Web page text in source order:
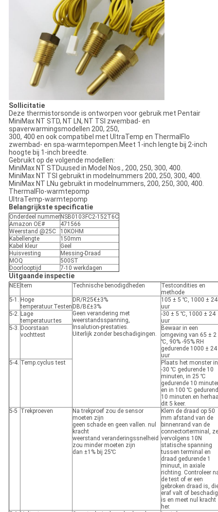
Sollicitatie
Deze thermistorsonde is ontworpen voor gebruik met Pentair
MiniMax NT STD, NT LN, NT TSI zwembad- en
spaverwarmingsmodellen 200, 250,
300, 400 en ook compatibel met UltraTemp en ThermalFlo
zwembad- en spa-warmtepompen.Meet 1-inch lengte bij 2-inch
hoogte bij 1-inch breedte.
Gebruikt op de volgende modellen:
MiniMax NT STDuused in Model Nos., 200, 250, 300, 400.
MiniMax NT TSI gebruikt in modelnummers 200, 250, 300, 400.
MiniMax NT LNu gebruikt in modelnummers, 200, 250, 300, 400.
ThermalFlo-warmtepomp
UltraTemp-warmtepomp
Belangrijkste specificatie
Onderdeel nummer NSB0103FC2-152T6C
Amazon OE#
471566
Weerstand @25C
10KOHM
Kabellengte
150mm
Kabel kleur
Geel
Huisvesting
Messing-Draad
MOQ
500ST
Doorlooptijd
7-10 werkdagen
Uitgaande inspectie
NEE Item Technische benodigdheden
Testcondities en
methode
5-1. Hoge
temperatuur.Testen
DR/R25€±3%
DB/B£±3%
Geen verandering met
weerstandsspanning,
Insalution-prestaties.
Uiterlijk zonder beschadigingen.
105 ± 5 ℃, 1000 ± 24
uur
5-2. Lage
temperatuur.tes
-30 ± 5 ℃, 1000 ± 24
uur
5-3. Doorstaan ​​
vochttest
Bewaar in een
omgeving van 65 ± 2
℃, 90% -95% RH
gedurende 1000 ± 24
uur
5-4. Temp.cyclus test
Plaats het monster in
-30 ℃ gedurende 10
minuten, in 25 ℃
gedurende 10
en in 100 ℃
10 minuten.en
dit 5 keer.
5-5 Trekproeven
Na trekproef zou de sensor
moeten zijn
geen schade en geen vallen. nul
kracht
weerstand veranderingssnelheid
zou minder moeten zijn
dan ±1% bij 25℃
Klem de draad op 50
mm afstand van de
binnenrand van de
connectorterminal,
vervolgens 10N
statische spanning
tussen terminal en
draad gedurende 1
minuut, in axiale
richting. Controleer
de test of er een
gebroken draad is,
eraf valt of
is en meet nul kracht
her.